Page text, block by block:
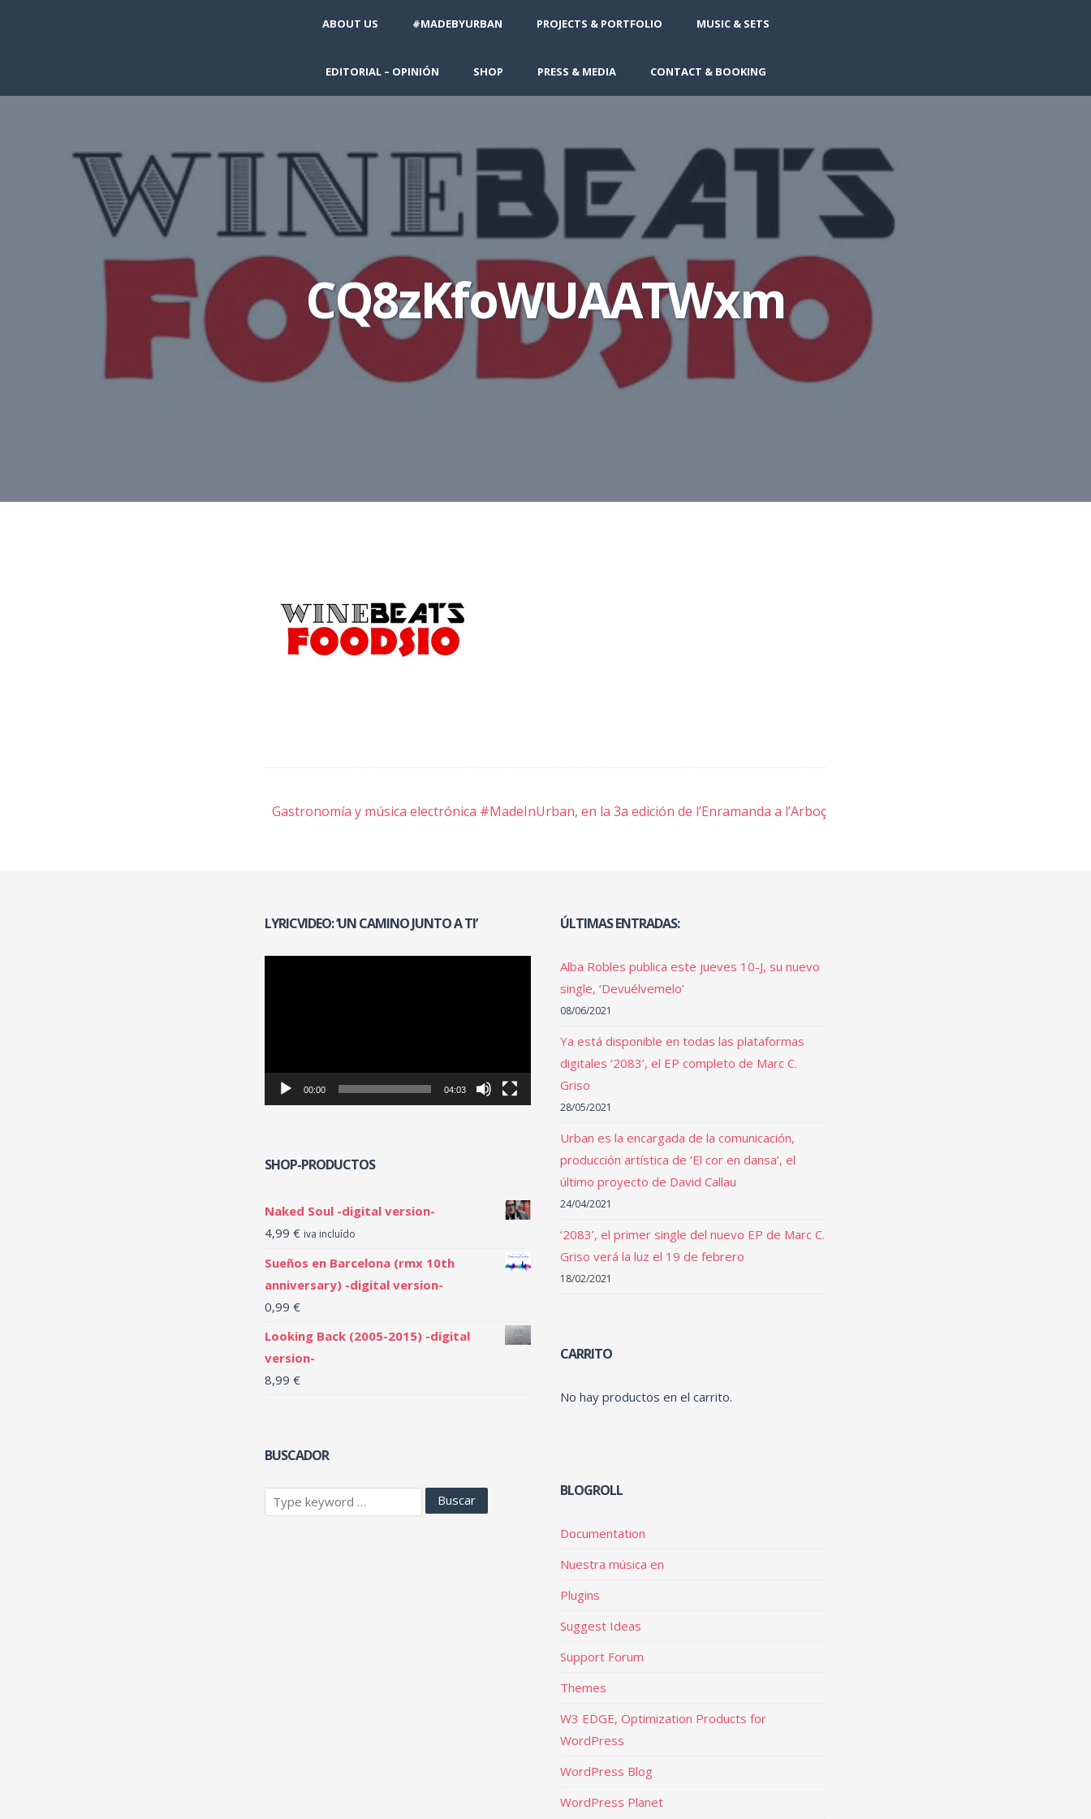
ABOUT US #MADEBYURBAN PROJECTS & PORTFOLIO MUSIC & SETS
EDITORIAL – OPINIÓN SHOP PRESS & MEDIA CONTACT & BOOKING
CQ8zKfoWUAATWxm
Navegación
Gastronomía y música electrónica #MadeInUrban, en la 3a edición de l’Enramanda a l’Arboç
LYRICVIDEO: ‘UN CAMINO JUNTO A TI’
00:00 04:03
ÚLTIMAS ENTRADAS:
Alba Robles publica este jueves 10-J, su nuevo
single, ‘Devuélvemelo’
08/06/2021
Ya está disponible en todas las plataformas
digitales ‘2083’, el EP completo de Marc C.
Griso
28/05/2021
Urban es la encargada de la comunicación,
producción artística de ‘El cor en dansa’, el
último proyecto de David Callau
24/04/2021
‘2083’, el primer single del nuevo EP de Marc C.
Griso verá la luz el 19 de febrero
18/02/2021
SHOP-PRODUCTOS
Naked Soul -digital version-
4,99 € iva incluído
Sueños en Barcelona (rmx 10th
anniversary) -digital version-
0,99 €
Looking Back (2005-2015) -digital
version-
8,99 €
CARRITO
No hay productos en el carrito.
BUSCADOR
BLOGROLL
Documentation
Nuestra música en
Plugins
Suggest Ideas
Support Forum
Themes
W3 EDGE, Optimization Products for
WordPress
WordPress Blog
WordPress Planet